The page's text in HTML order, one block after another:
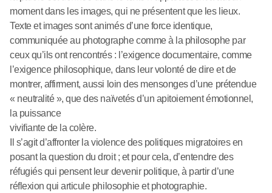
moment dans les images, qui ne présentent que les lieux.
Texte et images sont animés d’une force identique,
communiquée au photographe comme à la philosophe par
ceux qu’ils ont rencontrés : l’exigence documentaire, comme
l’exigence philosophique, dans leur volonté de dire et de
montrer, affirment, aussi loin des mensonges d’une prétendue
« neutralité », que des naïvetés d’un apitoiement émotionnel,
la puissance
vivifiante de la colère.
Il s’agit d’affronter la violence des politiques migratoires en
posant la question du droit ; et pour cela, d’entendre des
réfugiés qui pensent leur devenir politique, à partir d’une
réflexion qui articule philosophie et photographie.